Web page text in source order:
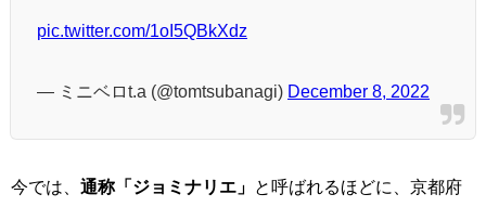
pic.twitter.com/1oI5QBkXdz
— ミニベロt.a (@tomtsubanagi) December 8, 2022
今では、 通称「ジョミナリエ」 と呼ばれるほどに、京都府